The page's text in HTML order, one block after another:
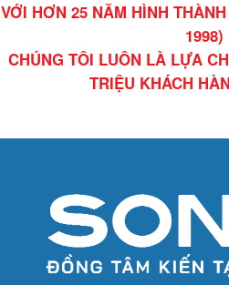
VỚI HƠN 25 NĂM HÌNH
1998)
CHÚNG TÔI LUÔN LÀ LỰA
TRIỆU KHÁCH